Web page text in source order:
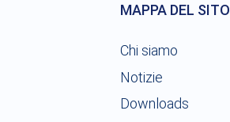
MAPPA DEL SITO
Chi siamo
Notizie
Downloads